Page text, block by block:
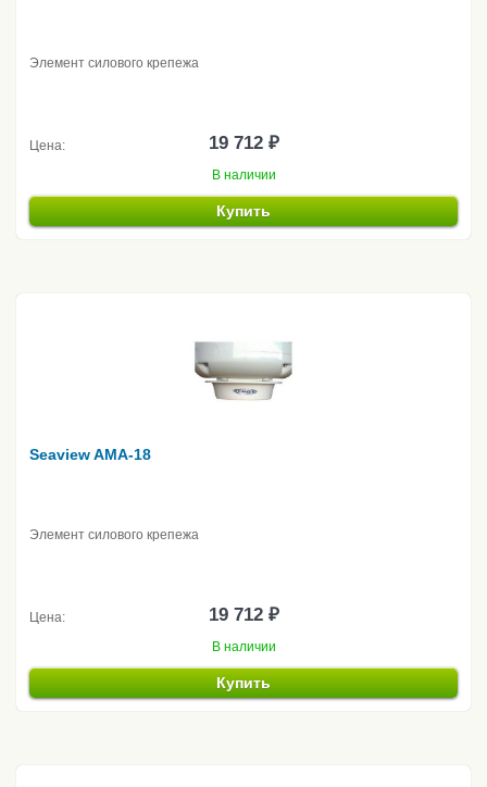
Элемент силового крепежа
Цена: 19 712 ₽
В наличии
Купить
Seaview AMA-18
Элемент силового крепежа
Цена: 19 712 ₽
В наличии
Купить